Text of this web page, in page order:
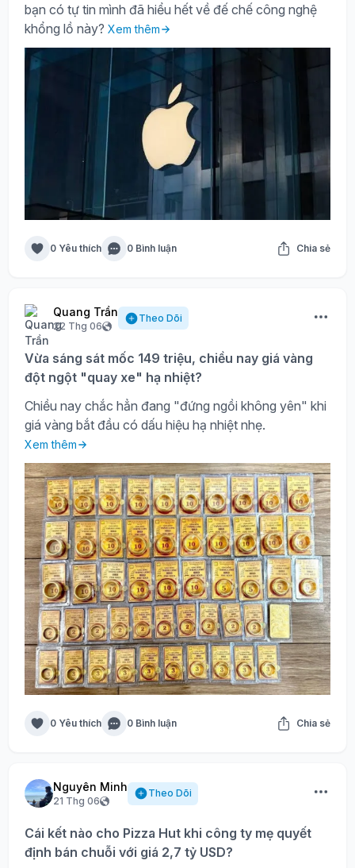
bạn có tự tin mình đã hiểu hết về đế chế công nghệ
khổng lồ này? Xem thêm
0 Yêu thích 0 Bình luận Chia sẻ
Quang Trần
22 Thg 06
Theo Dõi
Vừa sáng sát mốc 149 triệu, chiều nay giá vàng
đột ngột "quay xe" hạ nhiệt?
Chiều nay chắc hẳn đang "đứng ngồi không yên" khi
giá vàng bắt đầu có dấu hiệu hạ nhiệt nhẹ.
Xem thêm
0 Yêu thích 0 Bình luận Chia sẻ
Nguyên Minh
21 Thg 06
Theo Dõi
Cái kết nào cho Pizza Hut khi công ty mẹ quyết
định bán chuỗi với giá 2,7 tỷ USD?